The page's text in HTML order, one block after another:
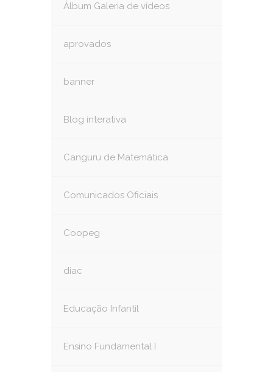
Álbum Galeria de vídeos
aprovados
banner
Blog interativa
Canguru de Matemática
Comunicados Oficiais
Coopeg
diac
Educação Infantil
Ensino Fundamental I